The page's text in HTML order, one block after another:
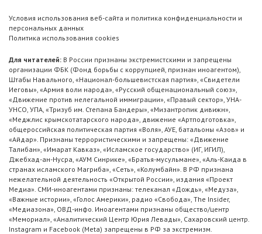
Условия использования веб-сайта и политика конфиденциальности и
персональных данных
Политика использования cookies
Для читателей: В России признаны экстремистскими и запрещены
организации ФБК (Фонд борьбы с коррупцией, признан иноагентом),
Штабы Навального, «Национал-большевистская партия», «Свидетели
Иеговы», «Армия воли народа», «Русский общенациональный союз»,
«Движение против нелегальной иммиграции», «Правый сектор», УНА-
УНСО, УПА, «Тризуб им. Степана Бандеры», «Мизантропик дивижн»,
«Меджлис крымскотатарского народа», движение «Артподготовка»,
общероссийская политическая партия «Воля», АУЕ, батальоны «Азов» и
«Айдар». Признаны террористическими и запрещены: «Движение
Талибан», «Имарат Кавказ», «Исламское государство» (ИГ, ИГИЛ),
Джебхад-ан-Нусра, «АУМ Синрике», «Братья-мусульмане», «Аль-Каида в
странах исламского Магриба», «Сеть», «Колумбайн». В РФ признана
нежелательной деятельность «Открытой России», издания «Проект
Медиа». СМИ-иноагентами признаны: телеканал «Дождь», «Медуза»,
«Важные истории», «Голос Америки», радио «Свобода», The Insider,
«Медиазона», ОВД-инфо. Иноагентами признаны общество/центр
«Мемориал», «Аналитический Центр Юрия Левады», Сахаровский центр.
Instagram и Facebook (Metа) запрещены в РФ за экстремизм.